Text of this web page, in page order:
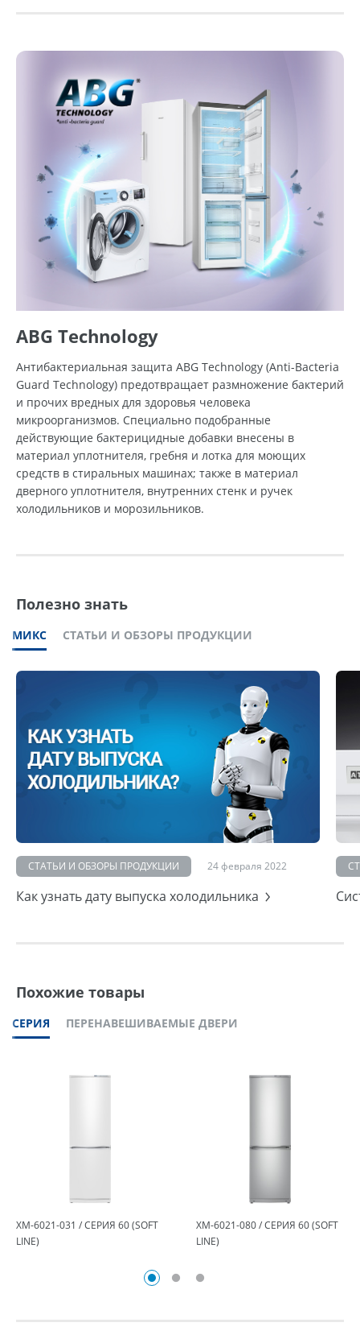
ABG Technology
Антибактериальная защита ABG Technology (Anti-Bacteria
Guard Technology) предотвращает размножение бактерий
и прочих вредных для здоровья человека
микроорганизмов. Специально подобранные
действующие бактерицидные добавки внесены в
материал уплотнителя, гребня и лотка для моющих
средств в стиральных машинах; также в материал
дверного уплотнителя, внутренних стенк и ручек
холодильников и морозильников.
Полезно знать
МИКС СТАТЬИ И ОБЗОРЫ ПРОДУКЦИИ
СТАТЬИ И ОБЗОРЫ ПРОДУКЦИИ 24 февраля 2022
Как узнать дату выпуска холодильника
Похожие товары
СЕРИЯ ПЕРЕНАВЕШИВАЕМЫЕ ДВЕРИ
ХМ-6021-031 / СЕРИЯ 60 (SOFT
LINE)
ХМ-6021-080 / СЕРИЯ 60 (SOFT
LINE)